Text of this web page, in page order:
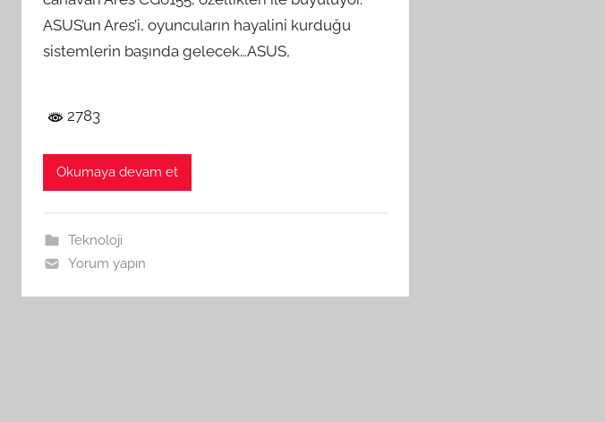
ASUS’un Ares’i, oyuncuların hayalini kurduğu
sistemlerin başında gelecek…ASUS,
2783
Okumaya devam et
Teknoloji
Yorum yapın